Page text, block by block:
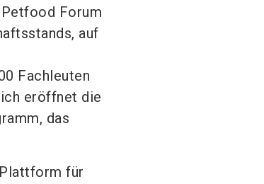
Forum
auf
Fachleuten
eröffnet die
das
für